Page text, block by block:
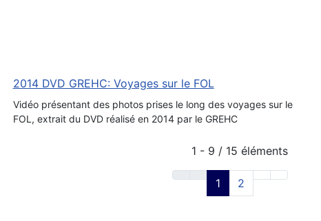
2014 DVD GREHC: Voyages sur le FOL
Vidéo présentant des photos prises le long des voyages sur le
FOL, extrait du DVD réalisé en 2014 par le GREHC
1 - 9 / 15 éléments
1 2